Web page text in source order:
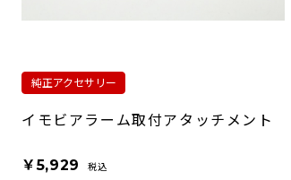
純正アクセサリー
イモビアラーム取付アタッチメント
￥5,929 税込